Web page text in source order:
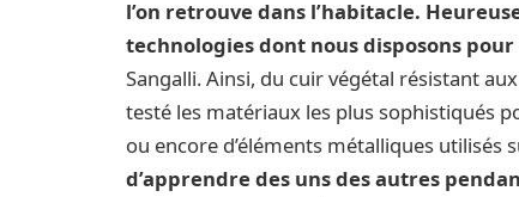
l’on retrouve dans l’habitacle.
technologies dont nous disposons
Sangalli. Ainsi, du cuir végétal résistant
testé les matériaux les plus sophistiqués
ou encore d’éléments métalliques utilisés
d’apprendre des uns des autres